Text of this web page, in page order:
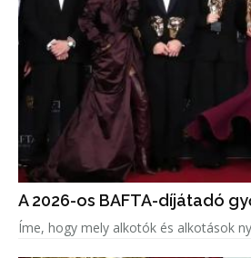
A 2026-os BAFTA-díjátadó
Íme, hogy mely alkotók és alkotások